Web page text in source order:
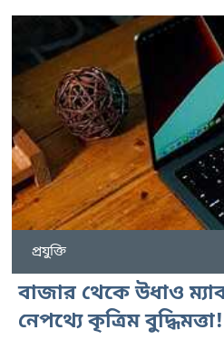
প্রযুক্তি
বাজার থেকে উধাও
নেপথ্যে কৃত্রিম বুদ্ধিমত্তা!